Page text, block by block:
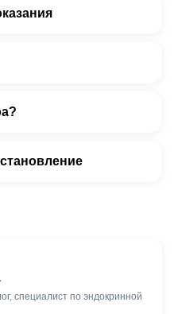
специалист по эндокринной